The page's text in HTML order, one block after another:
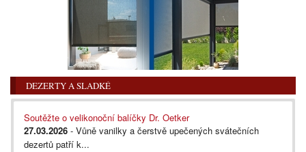
DEZERTY A SLADKÉ
Soutěžte o velikonoční balíčky Dr. Oetker
27.03.2026 - Vůně vanilky a čerstvě upečených svátečních
dezertů patří k...